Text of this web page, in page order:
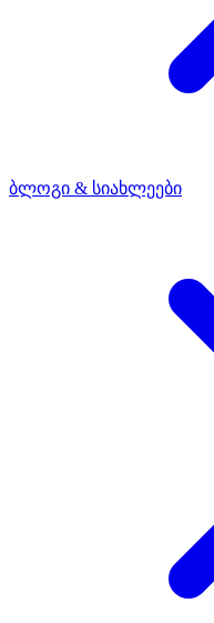
ბლოგი & სიახლეები